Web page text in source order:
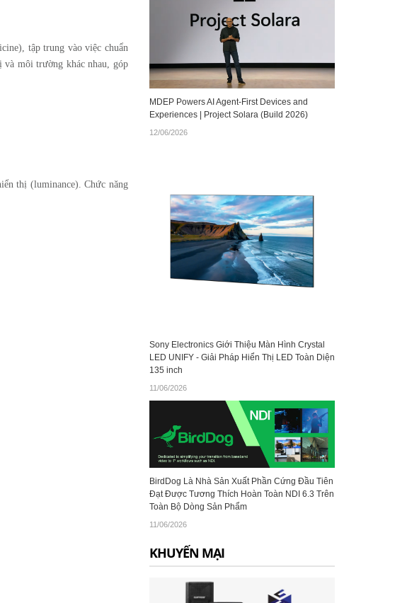
tập trung vào việc chuẩn
và môi trường khác nhau, góp
thị (luminance). Chức năng
MDEP Powers AI Agent‑First Devices and
Experiences | Project Solara (Build 2026)
12/06/2026
Sony Electronics Giới Thiệu Màn Hình Crystal
LED UNIFY - Giải Pháp Hiển Thị LED Toàn Diện
135 inch
11/06/2026
BirdDog Là Nhà Sản Xuất Phần Cứng Đầu Tiên
Đạt Được Tương Thích Hoàn Toàn NDI 6.3 Trên
Toàn Bộ Dòng Sản Phẩm
11/06/2026
KHUYẾN MẠI